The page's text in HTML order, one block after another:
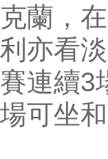
克蘭，
利亦看
賽連續3
場可坐和